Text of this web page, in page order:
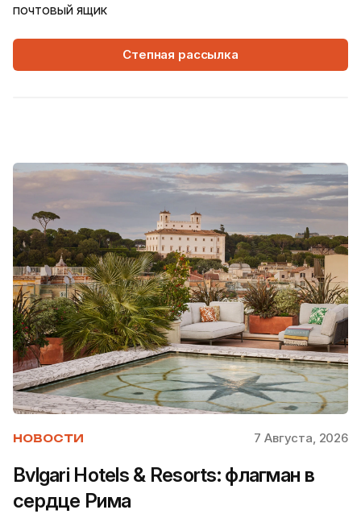
почтовый ящик
Степная рассылка
НОВОСТИ 7 Августа, 2026
Bvlgari Hotels & Resorts: флагман в
сердце Рима